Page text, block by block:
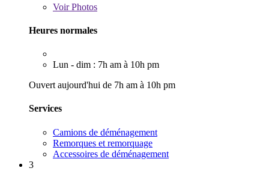
VoirPhotos
Heures normales
Lun - dim : 7h am à 10h pm
Ouvert aujourd'hui de 7h am à 10h pm
Services
Camions de déménagement
Remorques et remorquage
Accessoires de déménagement
3